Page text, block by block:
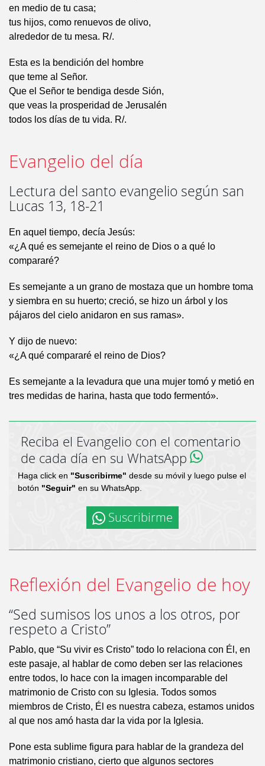
en medio de tu casa;
tus hijos, como renuevos de olivo,
alrededor de tu mesa. R/.
Esta es la bendición del hombre
que teme al Señor.
Que el Señor te bendiga desde Sión,
que veas la prosperidad de Jerusalén
todos los días de tu vida. R/.
Evangelio del día
Lectura del santo evangelio según san
Lucas 13, 18-21
En aquel tiempo, decía Jesús:
«¿A qué es semejante el reino de Dios o a qué lo
compararé?
Es semejante a un grano de mostaza que un hombre toma
y siembra en su huerto; creció, se hizo un árbol y los
pájaros del cielo anidaron en sus ramas».
Y dijo de nuevo:
«¿A qué compararé el reino de Dios?
Es semejante a la levadura que una mujer tomó y metió en
tres medidas de harina, hasta que todo fermentó».
Reciba el Evangelio con el comentario
de cada día en su WhatsApp
Haga click en "Suscribirme" desde su móvil y luego pulse el
botón "Seguir" en su WhatsApp.
Suscribirme
Reflexión del Evangelio de hoy
“Sed sumisos los unos a los otros, por
respeto a Cristo”
Pablo, que “Su vivir es Cristo” todo lo relaciona con Él, en
este pasaje, al hablar de como deben ser las relaciones
entre todos, lo hace con la imagen incomparable del
matrimonio de Cristo con su Iglesia. Todos somos
miembros de Cristo, Él es nuestra cabeza, estamos unidos
al que nos amó hasta dar la vida por la Iglesia.
Pone esta sublime figura para hablar de la grandeza del
matrimonio cristiano, cierto que algunos sectores